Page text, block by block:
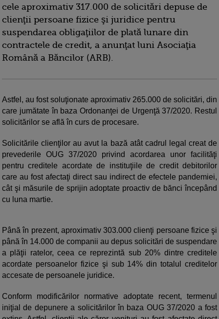
cele aproximativ 317.000 de solicitări depuse de
clienţii persoane fizice şi juridice pentru
suspendarea obligaţiilor de plată lunare din
contractele de credit, a anunţat luni Asociaţia
Română a Băncilor (ARB).
Astfel, au fost soluţionate aproximativ 265.000 de solicitări, din
care jumătate în baza Ordonanţei de Urgenţă 37/2020. Restul
solicitărilor se află în curs de procesare.
Solicitările clienţilor au avut la bază atât cadrul legal creat de
prevederile OUG 37/2020 privind acordarea unor facilităţi
pentru creditele acordate de instituţiile de credit debitorilor
care au fost afectaţi direct sau indirect de efectele pandemiei,
cât şi măsurile de sprijin adoptate proactiv de bănci începând
cu luna martie.
Până în prezent, aproximativ 303.000 clienţi persoane fizice şi
până în 14.000 de companii au depus solicitări de suspendare
a plăţii ratelor, ceea ce reprezintă sub 20% dintre creditele
acordate persoanelor fizice şi sub 14% din totalul creditelor
accesate de persoanele juridice.
Conform modificărilor normative adoptate recent, termenul
iniţial de depunere a solicitărilor în baza OUG 37/2020 a fost